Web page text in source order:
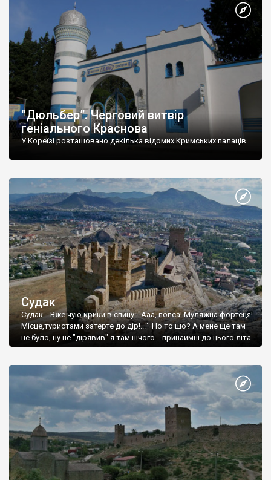
“Дюльбер”. Черговий витвір
геніального Краснова
У Кореїзі розташовано декілька відомих Кримських палаців.
Судак
Судак... Вже чую крики в спину: "Ааа, попса! Муляжна фортеця!
Місце,туристами затерте до дір!..." Но то шо? А мене ще там
не було, ну не "дірявив" я там нічого... принаймні до цього літа.